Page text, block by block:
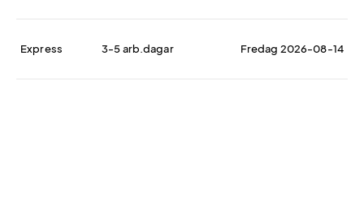
Express 3-5 arb.dagar Fredag 2026-08-14